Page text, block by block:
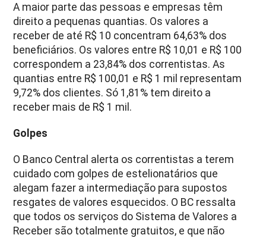
A maior parte das pessoas e empresas têm
direito a pequenas quantias. Os valores a
receber de até R$ 10 concentram 64,63% dos
beneficiários. Os valores entre R$ 10,01 e R$ 100
correspondem a 23,84% dos correntistas. As
quantias entre R$ 100,01 e R$ 1 mil representam
9,72% dos clientes. Só 1,81% tem direito a
receber mais de R$ 1 mil.
Golpes
O Banco Central alerta os correntistas a terem
cuidado com golpes de estelionatários que
alegam fazer a intermediação para supostos
resgates de valores esquecidos. O BC ressalta
que todos os serviços do Sistema de Valores a
Receber são totalmente gratuitos, e que não